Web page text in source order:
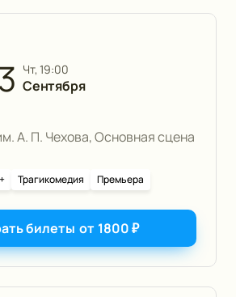
чт, 19:00
Сентября
А. П. Чехова, Основная сцена
Трагикомедия Премьера
билеты от 1800₽